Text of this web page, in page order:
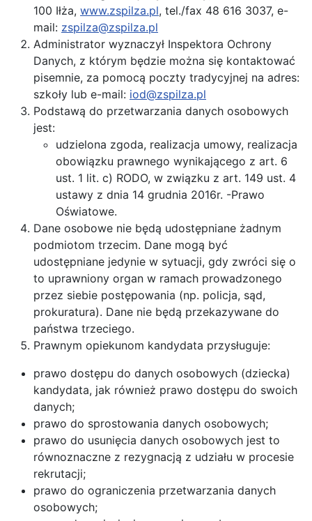
100 Iłża, www.zspilza.pl, tel./fax 48 616 3037, e-
mail: zspilza@zspilza.pl
Administrator wyznaczył Inspektora Ochrony
Danych, z którym będzie można się kontaktować
pisemnie, za pomocą poczty tradycyjnej na adres:
szkoły lub e-mail: iod@zspilza.pl
Podstawą do przetwarzania danych osobowych
jest:
udzielona zgoda, realizacja umowy, realizacja
obowiązku prawnego wynikającego z art. 6
ust. 1 lit. c) RODO, w związku z art. 149 ust. 4
ustawy z dnia 14 grudnia 2016r. -Prawo
Oświatowe.
Dane osobowe nie będą udostępniane żadnym
podmiotom trzecim. Dane mogą być
udostępniane jedynie w sytuacji, gdy zwróci się o
to uprawniony organ w ramach prowadzonego
przez siebie postępowania (np. policja, sąd,
prokuratura). Dane nie będą przekazywane do
państwa trzeciego.
Prawnym opiekunom kandydata przysługuje:
prawo dostępu do danych osobowych (dziecka)
kandydata, jak również prawo dostępu do swoich
danych;
prawo do sprostowania danych osobowych;
prawo do usunięcia danych osobowych jest to
równoznaczne z rezygnacją z udziału w procesie
rekrutacji;
prawo do ograniczenia przetwarzania danych
osobowych;